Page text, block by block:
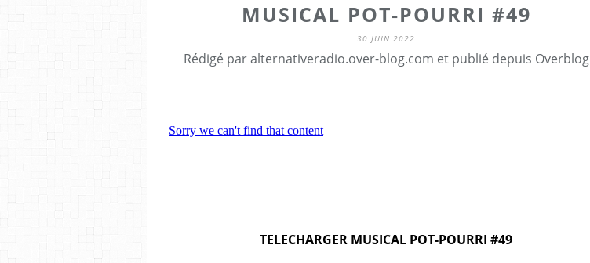
MUSICAL POT-POURRI #49
30 JUIN 2022
Rédigé par alternativeradio.over-blog.com et publié depuis Overblog
TELECHARGER MUSICAL POT-POURRI #49